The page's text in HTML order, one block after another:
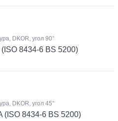
DKOR, угол 90°
(ISO 8434-6 BS 5200)
DKOR, угол 45°
(ISO 8434-6 BS 5200)